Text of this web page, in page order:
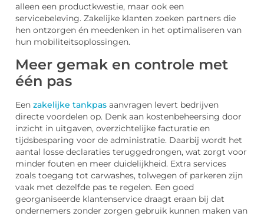
alleen een productkwestie, maar ook een
servicebeleving. Zakelijke klanten zoeken partners die
hen ontzorgen én meedenken in het optimaliseren van
hun mobiliteitsoplossingen.
Meer gemak en controle met
één pas
Een zakelijke tankpas aanvragen levert bedrijven
directe voordelen op. Denk aan kostenbeheersing door
inzicht in uitgaven, overzichtelijke facturatie en
tijdsbesparing voor de administratie. Daarbij wordt het
aantal losse declaraties teruggedrongen, wat zorgt voor
minder fouten en meer duidelijkheid. Extra services
zoals toegang tot carwashes, tolwegen of parkeren zijn
vaak met dezelfde pas te regelen. Een goed
georganiseerde klantenservice draagt eraan bij dat
ondernemers zonder zorgen gebruik kunnen maken van